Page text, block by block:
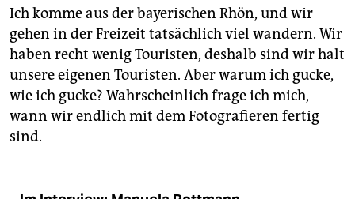
Ich komme aus der bayerischen Rhön, und wir
gehen in der Freizeit tatsächlich viel wandern. Wir
haben recht wenig Touristen, deshalb sind wir halt
unsere eigenen Touristen. Aber warum ich gucke,
wie ich gucke? Wahrscheinlich frage ich mich,
wann wir endlich mit dem Fotografieren fertig
sind.